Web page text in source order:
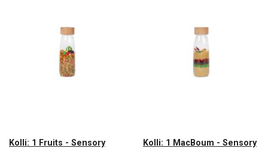
Kolli: 1 Fruits - Sensory
Kolli: 1 MacBoum - Sensory